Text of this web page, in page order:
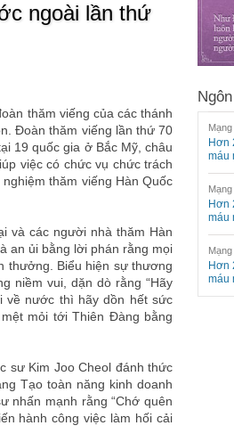
ngoài lần thứ
thăm viếng của các thánh
Đoàn thăm viếng lần thứ 70
19 quốc gia ở Bắc Mỹ, châu
việc có chức vụ chức trách
thăm viếng Hàn Quốc
và các người nhà thăm Hàn
an ủi bằng lời phán rằng mọi
thưởng. Biểu hiện sự thương
niềm vui, dặn dò rằng “Hãy
về nước thì hãy dồn hết sức
mỏi tới Thiên Đàng bằng
sư Kim Joo Cheol đánh thức
Tạo toàn năng kinh doanh
nhấn mạnh rằng “Chớ quên
hành công việc làm hối cải
Hơn
máu
Hơn
máu
Hơn
máu